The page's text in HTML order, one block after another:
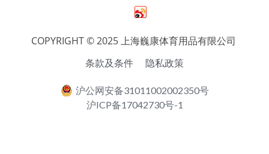
COPYRIGHT © 2025 上海巍康体育用品有限公司
条款及条件
隐私政策
沪公网安备31011002002350号
沪ICP备17042730号-1